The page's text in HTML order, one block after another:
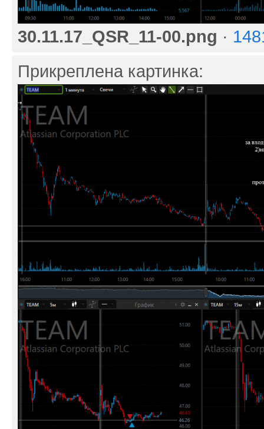
30.11.17_QSR_11-00.png ·
Прикреплена картинка: